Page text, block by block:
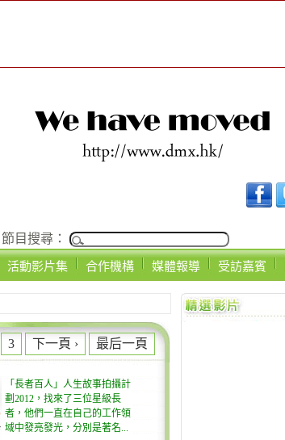
節目搜尋：
活動影片集 合作機構 媒體報導 受訪嘉賓
3 下一頁 › 最后一頁
「長者百人」人生故事拍攝計
劃2012，找來了三位星級長
者，他們一直在自己的工作領
域中發亮發光，分別是著名...